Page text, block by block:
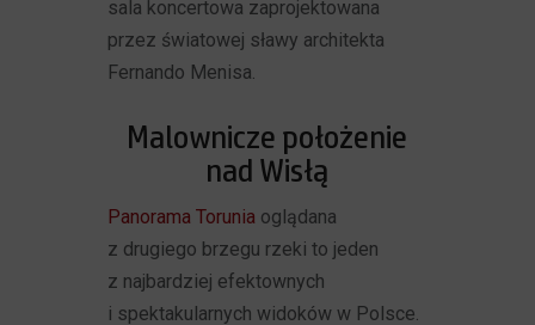
sala koncertowa zaprojektowana
przez światowej sławy architekta
Fernando Menisa.
Malownicze położenie
nad Wisłą
Panorama Torunia oglądana
z drugiego brzegu rzeki to jeden
z najbardziej efektownych
i spektakularnych widoków w Polsce.